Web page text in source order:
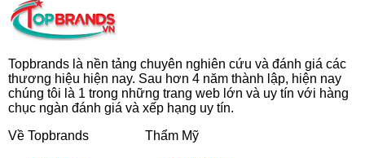
Topbrands là nền tảng chuyên nghiên cứu và đánh giá các
thương hiệu hiện nay. Sau hơn 4 năm thành lập, hiện nay
chúng tôi là 1 trong những trang web lớn và uy tín với hàng
chục ngàn đánh giá và xếp hạng uy tín.
Về Topbrands
Thẩm Mỹ